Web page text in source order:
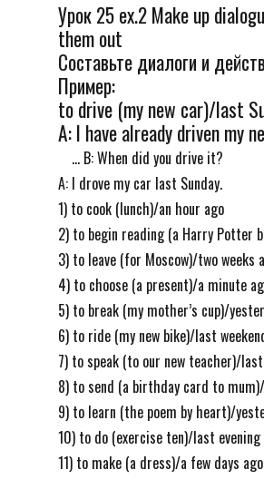
Урок 25 ex.2 Make up
them out
Составьте диалоги и
Пример:
to drive (my new car)/last
A: I have already driven my
... B: When did you drive it?
A: I drove my car last Sunday.
1) to cook (lunch)/an hour ago
2) to begin reading (a Harry Potter
3) to leave (for Moscow)/two weeks
4) to choose (a present)/a minute
5) to break (my mother’s cup)/
6) to ride (my new bike)/last
7) to speak (to our new teacher)/
8) to send (a birthday card to
9) to learn (the poem by heart)/
10) to do (exercise ten)/last evening
11) to make (a dress)/a few days ago